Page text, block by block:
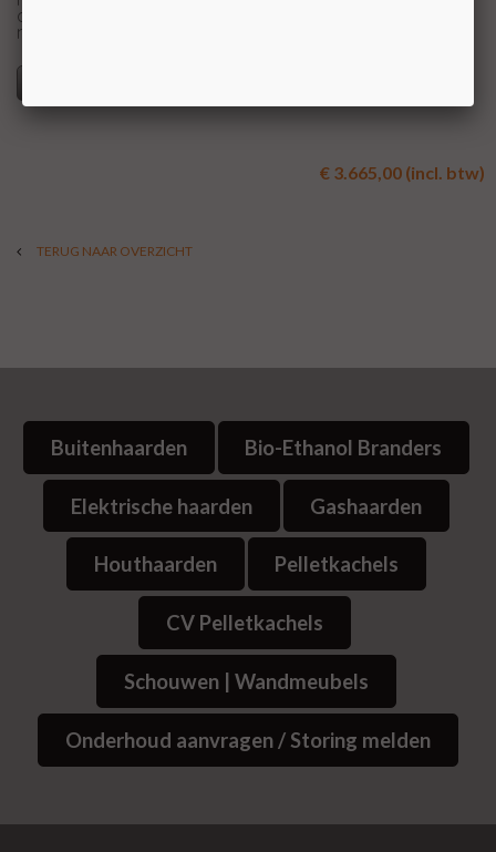
ons Experience Center. Ook hebben wij daar nog
meerdere gesloten gashaarden opgegesteld staan.
€ 3.665,00 (incl. btw)
TERUG NAAR OVERZICHT
Buitenhaarden Bio-Ethanol Branders
Elektrische haarden Gashaarden
Houthaarden Pelletkachels
CV Pelletkachels
Schouwen | Wandmeubels
Onderhoud aanvragen / Storing melden